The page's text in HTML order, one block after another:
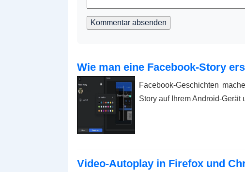
Kommentar absenden
Wie man eine Facebook-Story
Facebook-Geschichten
Story auf Ihrem Android-
Video-Autoplay in Firefox und